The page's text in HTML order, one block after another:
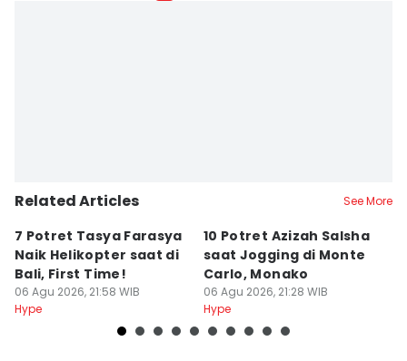
Related Articles See More
7 Potret Tasya Farasya
Naik Helikopter saat di
Bali, First Time!
06 Agu 2026, 21:58 WIB
Hype
10 Potret Azizah Salsha
saat Jogging di Monte
Carlo, Monako
06 Agu 2026, 21:28 WIB
Hype